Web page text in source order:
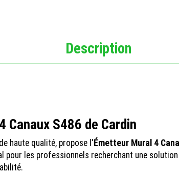
Description
S486 de Cardin
haute qualité, propose l'Émetteur Mural 4
les professionnels recherchant une